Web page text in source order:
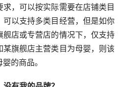
，可以按实际需要在店铺类目
以支持多类目经营，但是如你
店或专营店的情况下，仅支持
旗舰店主营类目为母婴，则该
的商品。